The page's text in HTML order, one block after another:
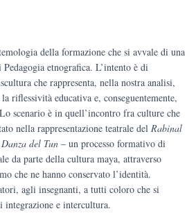
€15.20.della formazione che si avvale di una
etnografica. L’intento è di
che rappresenta, nella nostra analisi,
riflessività educativa e, conseguentemente,
scenario è in quell’incontro fra culture che
nella rappresentazione teatrale del Rabinal
Danza del Tun – un processo formativo di
da parte della cultura maya, attraverso
che ne hanno conservato l’identità.
agli insegnanti, a tutti coloro che si
integrazione e intercultura.